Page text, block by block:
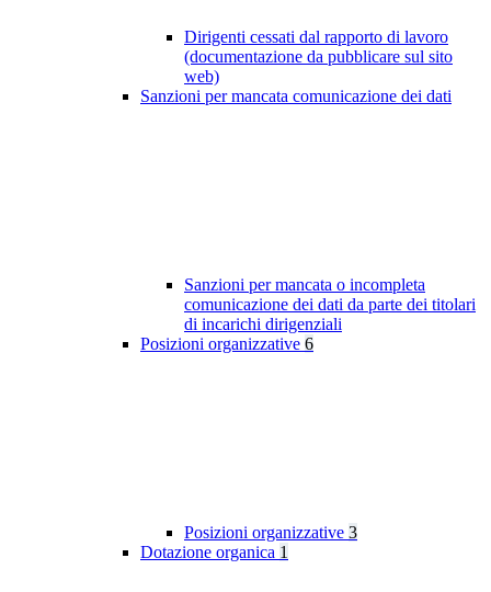
Dirigenti cessati dal rapporto di lavoro
(documentazione da pubblicare sul sito
web)
Sanzioni per mancata comunicazione dei dati
Sanzioni per mancata o incompleta
comunicazione dei dati da parte dei titolari
di incarichi dirigenziali
Posizioni organizzative 6
Posizioni organizzative 3
Dotazione organica 1